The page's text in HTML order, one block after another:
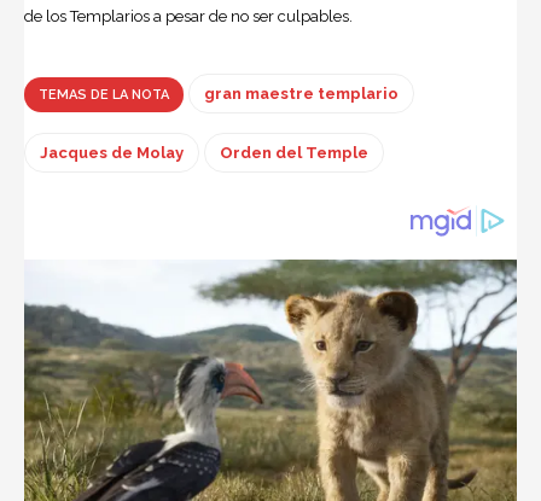
de los Templarios a pesar de no ser culpables.
TEMAS DE LA NOTA gran maestre templario
Jacques de Molay Orden del Temple